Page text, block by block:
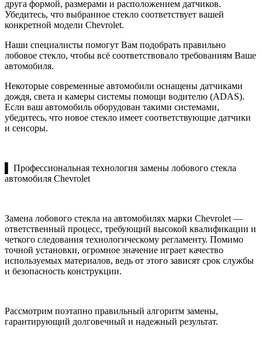
друга формой, размерами и расположением датчиков.
Убедитесь, что выбранное стекло соответствует вашей
конкретной модели Chevrolet.
Наши специалисты помогут Вам подобрать правильно
лобовое стекло, чтобы всё соответствовало требованиям Ваше
автомобиля.
Некоторые современные автомобили оснащены датчиками
дождя, света и камеры системы помощи водителю (ADAS).
Если ваш автомобиль оборудован такими системами,
убедитесь, что новое стекло имеет соответствующие датчики
и сенсоры.
▌ Профессиональная технология замены лобового стекла
автомобиля Chevrolet
Замена лобового стекла на автомобилях марки Chevrolet —
ответственный процесс, требующий высокой квалификации и
четкого следования технологическому регламенту. Помимо
точной установки, огромное значение играет качество
используемых материалов, ведь от этого зависят срок службы
и безопасность конструкции.
Рассмотрим поэтапно правильный алгоритм замены,
гарантирующий долговечный и надежный результат.